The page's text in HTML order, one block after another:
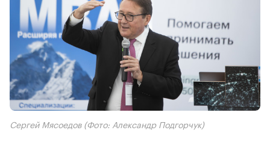
Сергей Мясоедов(Фото: Александр Подгорчук)